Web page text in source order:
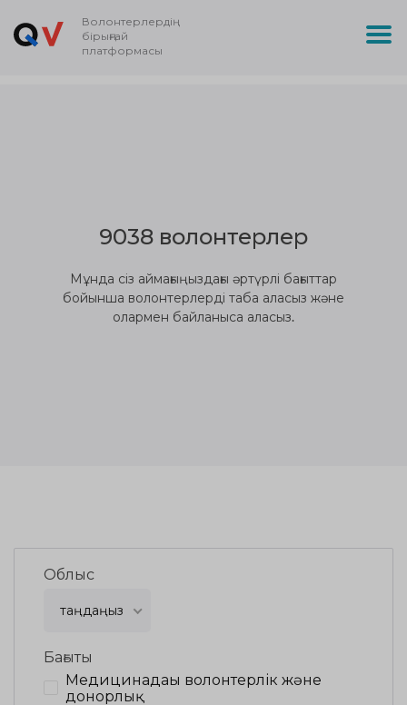
Волонтерлердің
бірыңғай
платформасы
9038 волонтерлер
Мұнда сіз аймағыңыздағы әртүрлі бағыттар
бойынша волонтерлерді таба аласыз және
олармен байланыса аласыз.
Облыс
таңдаңыз
Бағыты
Медицинадағы волонтерлік және
донорлық